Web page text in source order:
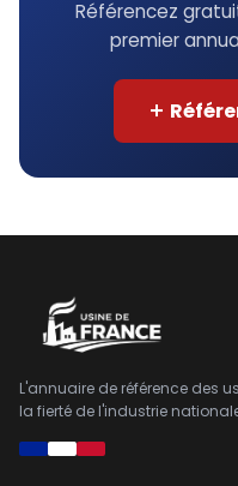
Référencez
premier
L'annuaire de référence des
la fierté de l'industrie